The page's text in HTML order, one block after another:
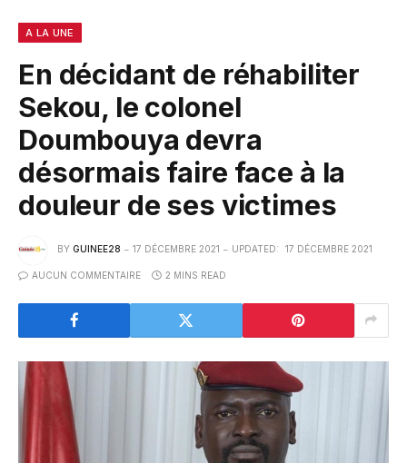
A LA UNE
En décidant de réhabiliter
Sekou, le colonel
Doumbouya devra
désormais faire face à la
douleur de ses victimes
BY GUINEE28 17 DÉCEMBRE 2021 UPDATED: 17 DÉCEMBRE 2021
AUCUN COMMENTAIRE 2 MINS READ